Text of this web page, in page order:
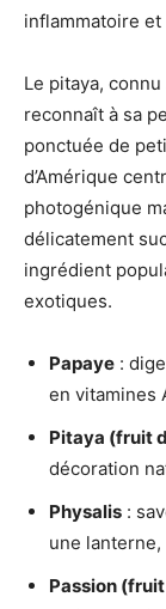
inflammatoire
Le pitaya,
reconnaît à sa
ponctuée de
d’Amérique
photogénique
délicatement
ingrédient
exotiques.
Papaye :
en vitamines
Pitaya (fruit
décoration
Physalis :
une
Passion